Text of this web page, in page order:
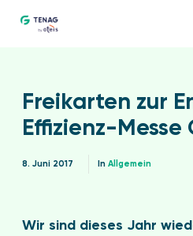
Freikarten zur
Effizienz-Messe
8. Juni 2017 In Allgemein
Wir sind dieses Jahr